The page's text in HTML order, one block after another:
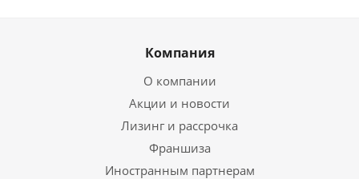
Компания
О компании
Акции и новости
Лизинг и рассрочка
Франшиза
Иностранным партнерам